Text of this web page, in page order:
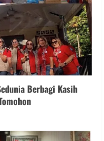
Berbagi Kasih